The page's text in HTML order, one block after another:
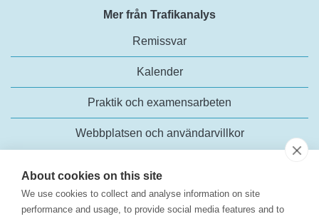
About cookies on this site
We use cookies to collect and analyse information on site
performance and usage, to provide social media features and to
Mer från Trafikanalys
Remissvar
Kalender
Praktik och examensarbeten
Webbplatsen och användarvillkor